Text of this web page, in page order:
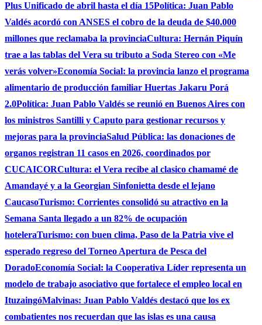
Plus Unificado de abril hasta el día 15Política: Juan Pablo
Valdés acordó con ANSES el cobro de la deuda de $40.000
millones que reclamaba la provinciaCultura: Hernán Piquín
trae a las tablas del Vera su tributo a Soda Stereo con «Me
verás volver»Economía Social: la provincia lanzo el programa
alimentario de producción familiar Huertas Jakaru Porá
2.0Política: Juan Pablo Valdés se reunió en Buenos Aires con
los ministros Santilli y Caputo para gestionar recursos y
mejoras para la provinciaSalud Pública: las donaciones de
organos registran 11 casos en 2026, coordinados por
CUCAICORCultura: el Vera recibe al clasico chamamé de
Amandayé y a la Georgian Sinfonietta desde el lejano
CaucasoTurismo: Corrientes consolidó su atractivo en la
Semana Santa llegado a un 82% de ocupación
hoteleraTurismo: con buen clima, Paso de la Patria vive el
esperado regreso del Torneo Apertura de Pesca del
DoradoEconomía Social: la Cooperativa Líder representa un
modelo de trabajo asociativo que fortalece el empleo local en
ItuzaingóMalvinas: Juan Pablo Valdés destacó que los ex
combatientes nos recuerdan que las islas es una causa